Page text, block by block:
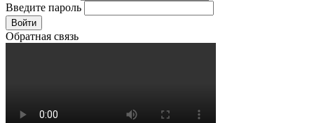
Введите пароль
Войти
Обратная связь